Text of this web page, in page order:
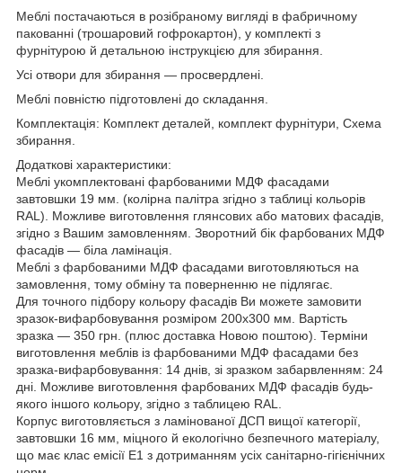
Меблі постачаються в розібраному вигляді в фабричному
пакованні (трошаровий гофрокартон), у комплекті з
фурнітурою й детальною інструкцією для збирання.
Усі отвори для збирання — просвердлені.
Меблі повністю підготовлені до складання.
Комплектація: Комплект деталей, комплект фурнітури, Схема
збирання.
Додаткові характеристики:
Меблі укомплектовані фарбованими МДФ фасадами
завтовшки 19 мм. (колірна палітра згідно з таблиці кольорів
RAL). Можливе виготовлення глянсових або матових фасадів,
згідно з Вашим замовленням. Зворотний бік фарбованих МДФ
фасадів — біла ламінація.
Меблі з фарбованими МДФ фасадами виготовляються на
замовлення, тому обміну та поверненню не підлягає.
Для точного підбору кольору фасадів Ви можете замовити
зразок-вифарбовування розміром 200х300 мм. Вартість
зразка — 350 грн. (плюс доставка Новою поштою). Терміни
виготовлення меблів із фарбованими МДФ фасадами без
зразка-вифарбовування: 14 днів, зі зразком забарвленням: 24
дні. Можливе виготовлення фарбованих МДФ фасадів будь-
якого іншого кольору, згідно з таблицею RAL.
Корпус виготовляється з ламінованої ДСП вищої категорії,
завтовшки 16 мм, міцного й екологічно безпечного матеріалу,
що має клас емісії Е1 з дотриманням усіх санітарно-гігієнічних